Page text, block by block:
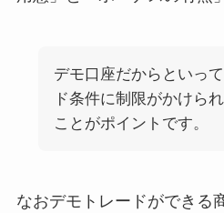
デモ口座だからといっ
ド条件に制限がかけら
ことがポイントです。
なおデモトレードができる